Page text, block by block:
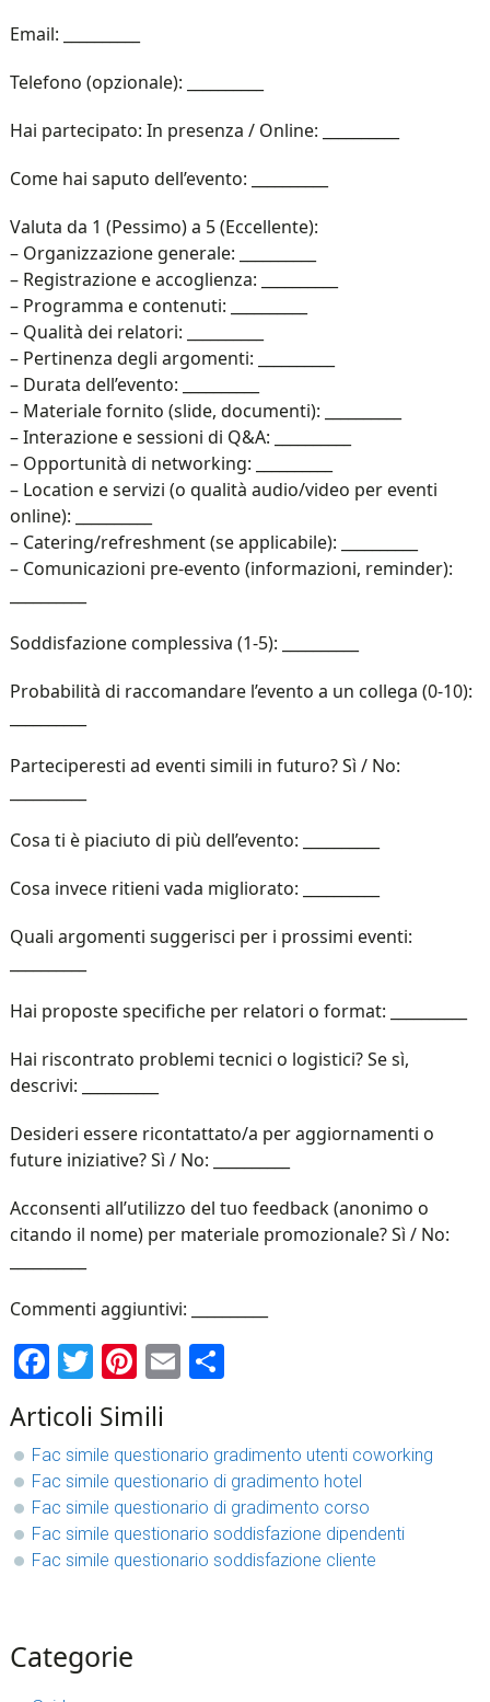
Email: __________
Telefono (opzionale): __________
Hai partecipato: In presenza / Online: __________
Come hai saputo dell’evento: __________
Valuta da 1 (Pessimo) a 5 (Eccellente):
– Organizzazione generale: __________
– Registrazione e accoglienza: __________
– Programma e contenuti: __________
– Qualità dei relatori: __________
– Pertinenza degli argomenti: __________
– Durata dell’evento: __________
– Materiale fornito (slide, documenti): __________
– Interazione e sessioni di Q&A: __________
– Opportunità di networking: __________
– Location e servizi (o qualità audio/video per eventi
online): __________
– Catering/refreshment (se applicabile): __________
– Comunicazioni pre-evento (informazioni, reminder):
Soddisfazione complessiva (1-5): __________
Probabilità di raccomandare l’evento a un collega (0-10):
Parteciperesti ad eventi simili in futuro? Sì / No:
Cosa ti è piaciuto di più dell’evento: __________
Cosa invece ritieni vada migliorato: __________
Quali argomenti suggerisci per i prossimi eventi:
Hai proposte specifiche per relatori o format: __________
Hai riscontrato problemi tecnici o logistici? Se sì,
descrivi: __________
Desideri essere ricontattato/a per aggiornamenti o
future iniziative? Sì / No: __________
Acconsenti all’utilizzo del tuo feedback (anonimo o
citando il nome) per materiale promozionale? Sì / No:
Commenti aggiuntivi: __________
Facebook
Twitter
Pinterest
EmailCondividi
Articoli Simili
Fac simile questionario gradimento utenti coworking​
Fac simile questionario di gradimento hotel​
Fac simile questionario di gradimento corso
Fac simile questionario soddisfazione dipendenti​
Fac simile questionario soddisfazione cliente​
sidebar
Blog
Categorie